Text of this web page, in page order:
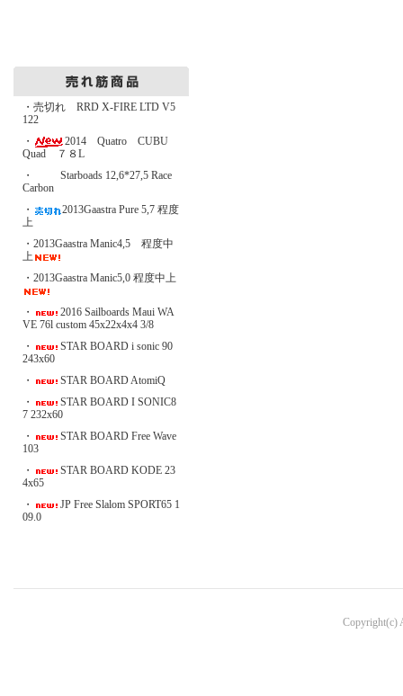
・売切れ RRD X-FIRE LTD V5
122
・
2014 Quatro CUBU
Quad ７８L
・
Starboads 12,6*27,5 Race
Carbon
・
2013Gaastra Pure 5,7 程度
上
・2013Gaastra Manic4,5 程度中
上
・2013Gaastra Manic5,0 程度中上
・
2016 Sailboards Maui WA
VE 76l custom 45x22x4x4 3/8
・
STAR BOARD i sonic 90
243x60
・
STAR BOARD AtomiQ
・
STAR BOARD I SONIC8
7 232x60
・
STAR BOARD Free Wave
103
・
STAR BOARD KODE 23
4x65
・
JP Free Slalom SPORT65 1
09.0
Copyright(c)